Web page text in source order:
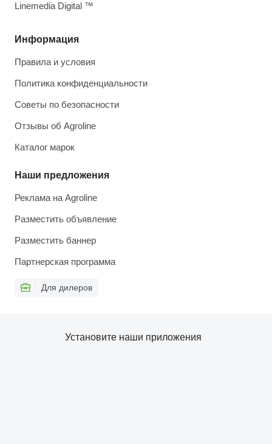
Информация
Правила и условия
Политика конфиденциальности
Советы по безопасности
Отзывы об Agroline
Каталог марок
Наши предложения
Реклама на Agroline
Разместить объявление
Разместить баннер
Партнерская программа
Для дилеров
Linemedia Digital ™
Установите наши приложения